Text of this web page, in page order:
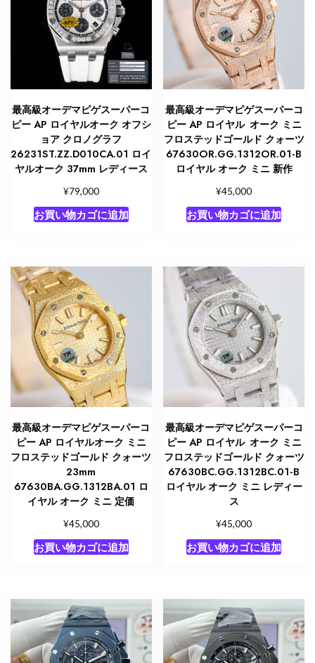
最高級オーデマピゲスーパーコ
ピー AP ロイヤルオーク オフシ
ョア クロノグラフ
26231ST.ZZ.D010CA.01 ロイ
ヤルオーク 37mm レディース
¥79,000
お買い物カゴに追加
最高級オーデマピゲスーパーコ
ピー AP ロイヤル オーク ミニ
フロステッドゴールド クォーツ
67630OR.GG.1312OR.01-B
ロイヤル オーク ミニ 新作
¥45,000
お買い物カゴに追加
最高級オーデマピゲスーパーコ
ピー AP ロイヤルオーク ミニ
フロステッドゴールド クォーツ
23mm
67630BA.GG.1312BA.01 ロ
イヤル オーク ミニ 定価
¥45,000
お買い物カゴに追加
最高級オーデマピゲスーパーコ
ピー AP ロイヤル オーク ミニ
フロステッドゴールド クォーツ
67630BC.GG.1312BC.01-B
ロイヤル オーク ミニ レディー
ス
¥45,000
お買い物カゴに追加